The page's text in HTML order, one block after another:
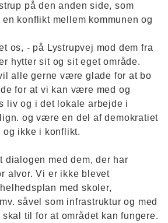
på den anden side, som
konflikt mellem kommunen og
os, - på Lystrupvej mod dem fra
hytter sit og sit eget område.
alle gerne være glade for at bo
for at vi kan være med og
liv og i det lokale arbejde i
og være en del af demokratiet
og ikke i konflikt.
dialogen med dem, der har
alvor. Vi er ikke blevet
med skoler,
såvel som infrastruktur og med
til for at området kan fungere.